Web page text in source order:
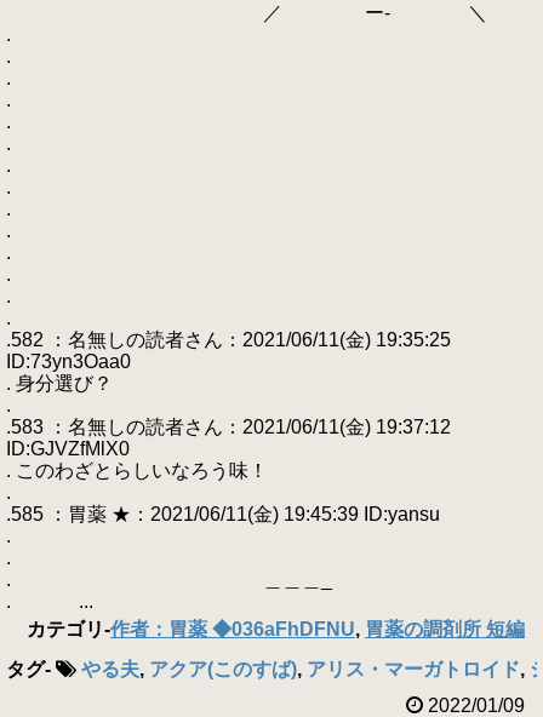
／ ー‐ ＼
.
.
.
.
.
.
.
.
.
.
.
.
.
.
.582 ：名無しの読者さん：2021/06/11(金) 19:35:25
ID:73yn3Oaa0
. 身分選び？
.
.583 ：名無しの読者さん：2021/06/11(金) 19:37:12
ID:GJVZfMlX0
. このわざとらしいなろう味！
.
.585 ：胃薬 ★：2021/06/11(金) 19:45:39 ID:yansu
.
.
. ＿＿＿_
. ...
カテゴリ-作者：胃薬 ◆036aFhDFNU, 胃薬の調剤所 短編
タグ- やる夫, アクア(このすば), アリス・マーガトロイド,
2022/01/09